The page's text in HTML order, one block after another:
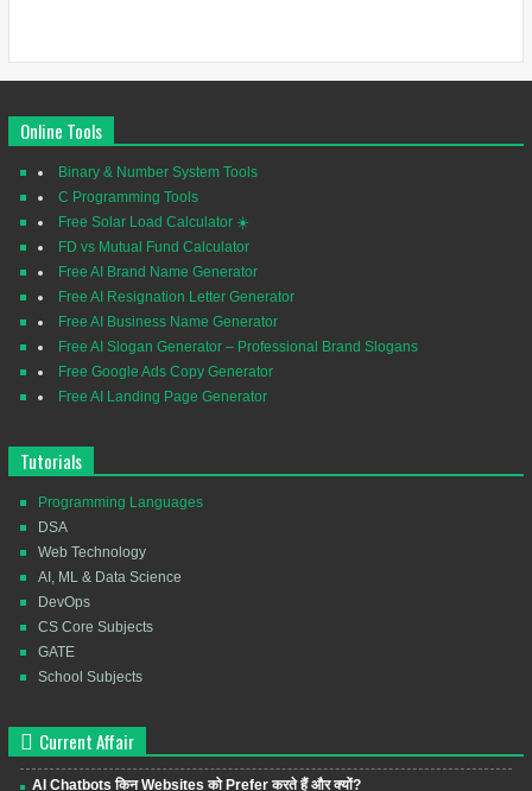
Online Tools
Binary & Number System Tools
C Programming Tools
Free Solar Load Calculator ☀️
FD vs Mutual Fund Calculator
Free AI Brand Name Generator
Free AI Resignation Letter Generator
Free AI Business Name Generator
Free AI Slogan Generator – Professional Brand Slogans
Free Google Ads Copy Generator
Free AI Landing Page Generator
Tutorials
Programming Languages
DSA
Web Technology
AI, ML & Data Science
DevOps
CS Core Subjects
GATE
School Subjects
Current Affair
AI Chatbots किन Websites को Prefer करते हैं और क्यों?